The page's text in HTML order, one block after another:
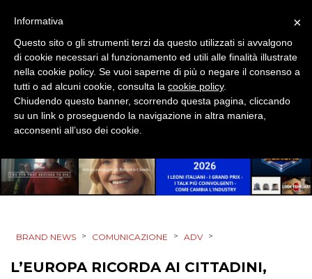
BRAND NEWS > COMUNICAZIONE > ADV >
L’EUROPA RICORDA AI CITTADINI,
×
Informativa
Questo sito o gli strumenti terzi da questo utilizzati si avvalgono
di cookie necessari al funzionamento ed utili alle finalità illustrate
nella cookie policy. Se vuoi saperne di più o negare il consenso a
tutti o ad alcuni cookie, consulta la cookie policy.
Chiudendo questo banner, scorrendo questa pagina, cliccando
su un link o proseguendo la navigazione in altra maniera,
acconsenti all’uso dei cookie.